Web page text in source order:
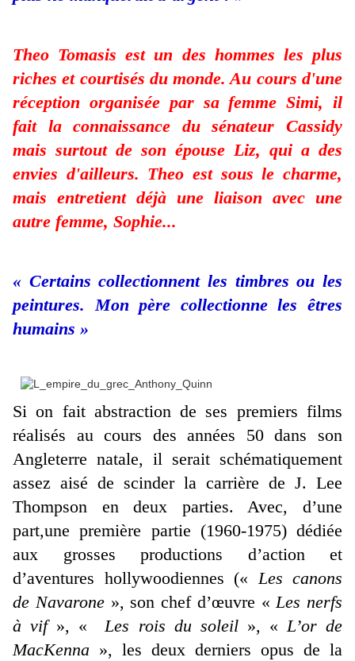
Theo Tomasis est un des hommes les plus
riches et courtisés du monde. Au cours d'une
réception organisée par sa femme Simi, il
fait la connaissance du sénateur Cassidy
mais surtout de son épouse Liz, qui a des
envies d'ailleurs. Theo est sous le charme,
mais entretient déjà une liaison avec une
autre femme, Sophie...
« Certains collectionnent les timbres ou les
peintures. Mon père collectionne les êtres
humains »
Si on fait abstraction de ses premiers films
réalisés au cours des années 50 dans son
Angleterre natale, il serait schématiquement
assez aisé de scinder la carrière de J. Lee
Thompson en deux parties. Avec, d’une
part,une première partie (1960-1975) dédiée
aux grosses productions d’action et
d’aventures hollywoodiennes («Les canons
de Navarone», son chef d’œuvre «Les nerfs
à vif», «Les rois du soleil», «L’or de
MacKenna », les deux derniers opus de la